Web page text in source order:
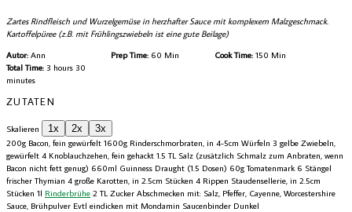
Zartes Rindfleisch und Wurzelgemüse in herzhafter Sauce mit komplexem Malzgeschmack.
Kartoffelpüree (z.B. mit Frühlingszwiebeln ist eine gute Beilage)
Autor: Ann Prep Time: 60 Min Cook Time: 150 Min
Total Time: 3 hours 30
minutes
ZUTATEN
Skalieren 1x 2x 3x
200g Bacon, fein gewürfelt 1600g Rinderschmorbraten, in 4-5cm Würfeln 3 gelbe Zwiebeln,
gewürfelt 4 Knoblauchzehen, fein gehackt 1.5 TL Salz (zusätzlich Schmalz zum Anbraten, wenn
Bacon nicht fett genug) 660ml Guinness Draught (1.5 Dosen) 60gTomatenmark 6 Stängel
frischer Thymian 4 große Karotten, in 2.5cm Stücken 4 Rippen Staudensellerie, in 2.5cm
Stücken 1l Rinderbrühe 2 TL Zucker Abschmecken mit: Salz, Pfeffer, Cayenne, Worcestershire
Sauce, Brühpulver Evtl eindicken mit Mondamin Saucenbinder Dunkel